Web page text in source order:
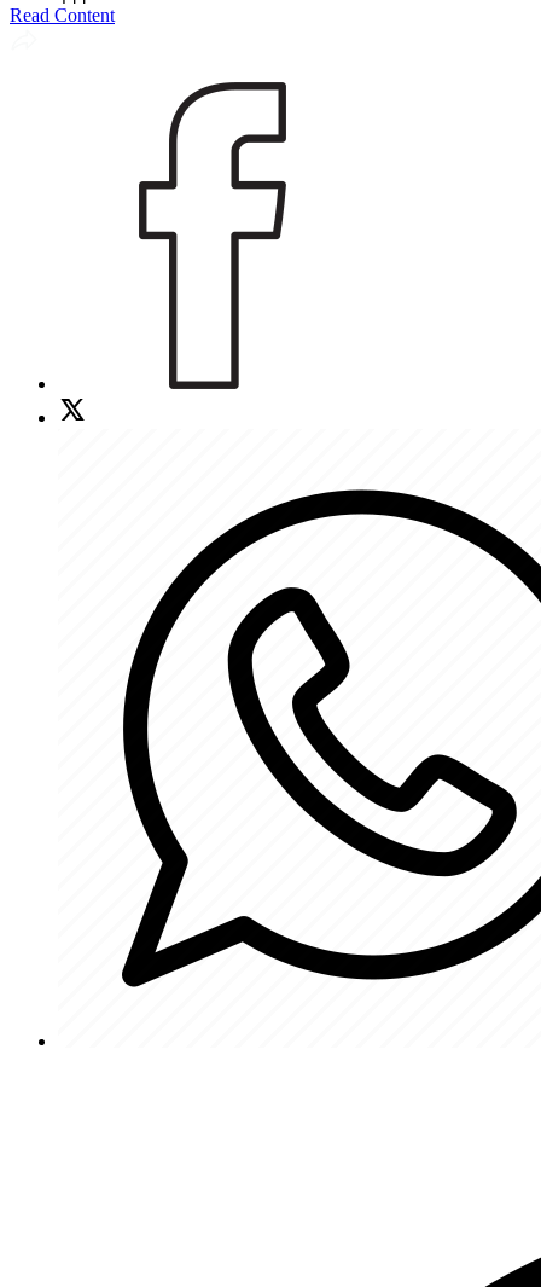
Read Content